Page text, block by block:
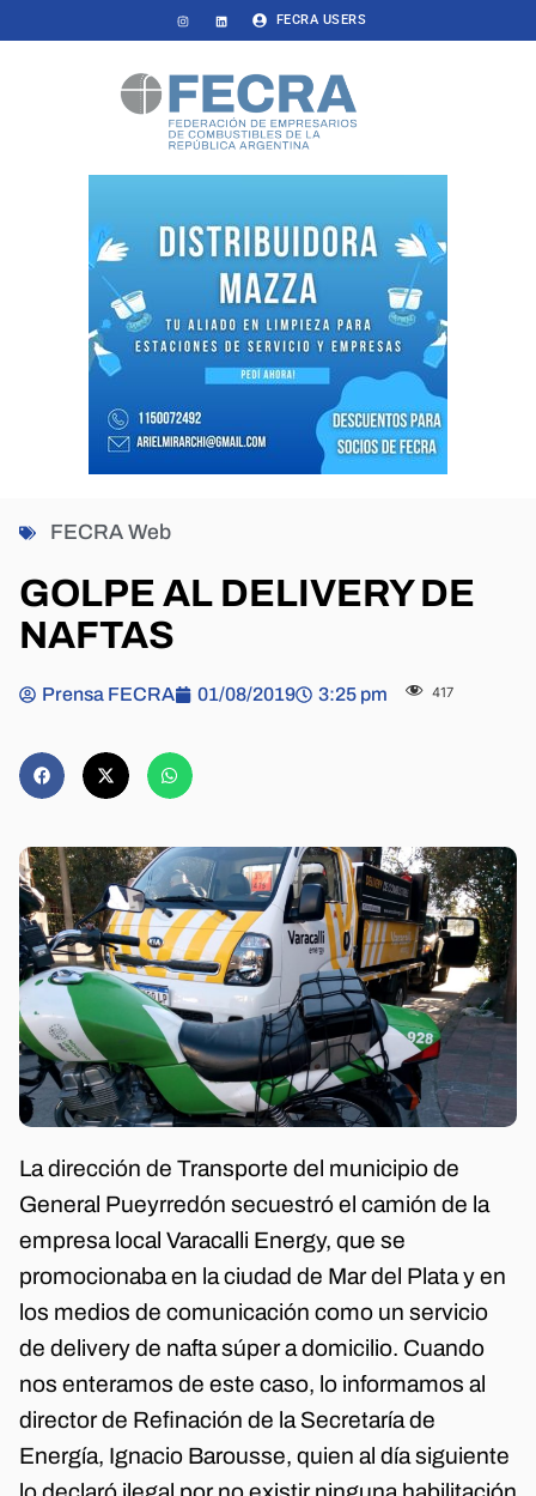
FECRA USERS
FECRA Web
GOLPE AL DELIVERY DE
NAFTAS
Prensa FECRA 01/08/2019 3:25 pm 417
La dirección de Transporte del municipio de
General Pueyrredón secuestró el camión de la
empresa local Varacalli Energy, que se
promocionaba en la ciudad de Mar del Plata y en
los medios de comunicación como un servicio
de delivery de nafta súper a domicilio. Cuando
nos enteramos de este caso, lo informamos al
director de Refinación de la Secretaría de
Energía, Ignacio Barousse, quien al día siguiente